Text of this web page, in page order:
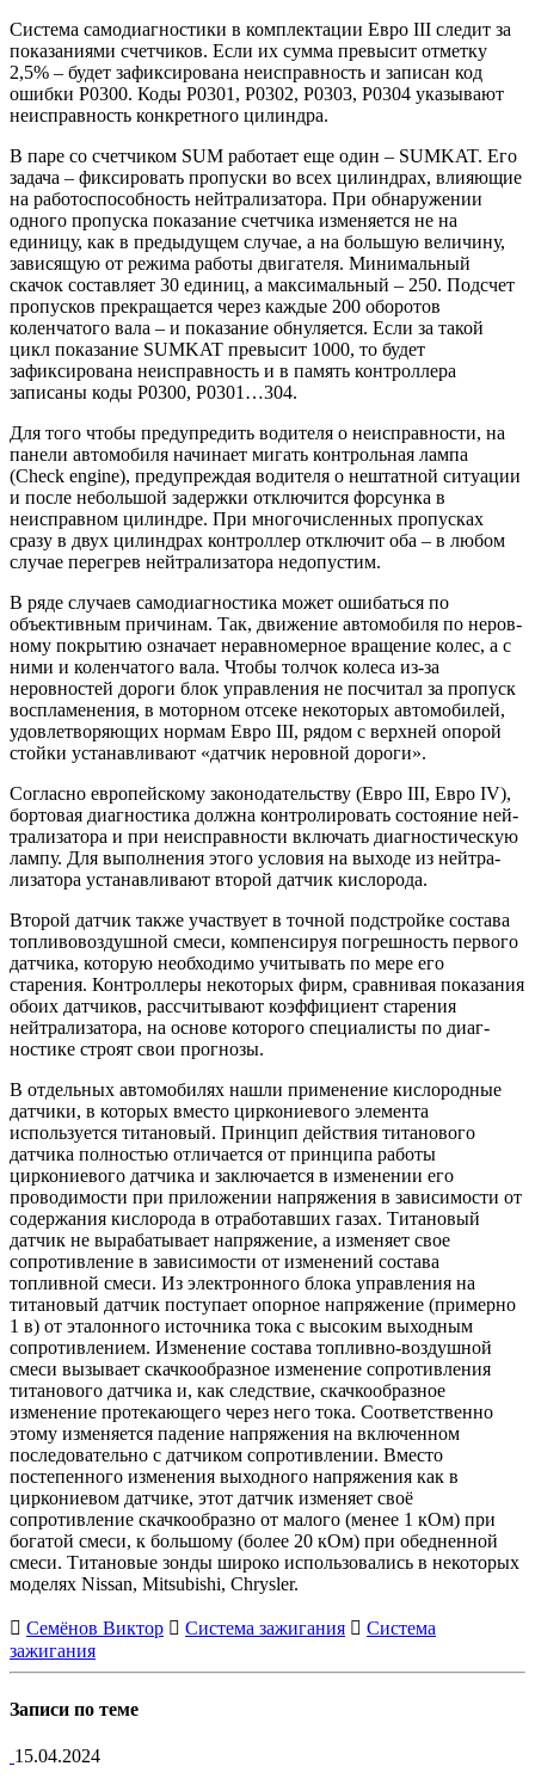
Система самодиагностики в комплек­тации Евро III следит за
пока­заниями счетчиков. Если их сумма превы­сит отметку
2,5% – будет зафиксирована неисправность и записан код
ошибки Р0300. Коды Р0301, Р0302, Р0303, Р0304 указывают
неисправность конкретного цилиндра.
В паре со счетчиком SUM работает еще один – SUMKAT. Его
задача – фиксировать пропуски во всех цилиндрах, влияющие
на работоспособность нейтрализатора. При обнаружении
одного пропуска пока­зание счетчика изменяется не на
единицу, как в предыдущем случае, а на большую величину,
зависящую от режима работы двигателя. Мини­мальный
скачок составляет 30 единиц, а максимальный – 250. Подсчет
пропусков прекращается через каждые 200 оборо­тов
коленчатого вала – и показание обнуляется. Если за такой
цикл показание SUMKAT превысит 1000, то будет
зафиксирована неисправность и в память контроллера
записаны коды Р0300, Р0301…304.
Для того чтобы предупредить водителя о неисправности, на
панели автомобиля начинает мигать контрольная лампа
(Сheck engine), пре­дупреждая водителя о нештатной ситуа­ции
и после небольшой за­держки отключится форсунка в
неисправ­ном цилиндре. При многочисленных про­пусках
сразу в двух цилиндрах контрол­лер отключит оба – в любом
случае пере­грев нейтрализатора недопустим.
В ряде случаев самодиагностика мо­жет ошибаться по
объективным причи­нам. Так, движение автомобиля по неров­
ному покрытию означает неравномерное вращение колес, а с
ними и коленчатого вала. Чтобы толчок колеса из-за
неровностей дороги блок управления не посчитал за пропуск
воспламенения, в мо­торном отсеке некоторых автомобилей,
удовлетворяющих нормам Евро III, рядом с верх­ней опорой
стойки устанавливают «датчик неровной дороги».
Согласно европейскому законодатель­ству (Евро III, Евро IV),
бортовая диагности­ка должна контролировать состояние ней­
трализатора и при неисправности вклю­чать диагностическую
лампу. Для выпол­нения этого условия на выходе из нейтра­
лизатора устанавливают второй датчик кисло­рода.
Второй датчик также участву­ет в точной подстройке состава
топливовоздушной смеси, компенсируя погреш­ность первого
датчика, которую необхо­димо учитывать по мере его
старения. Контроллеры некоторых фирм, сравнивая показания
обоих датчиков, рассчитывают коэффициент старения
нейтрализатора, на основе которого специалисты по диаг­
ностике строят свои прогнозы.
В отдельных автомобилях нашли применение кислородные
датчики, в которых вместо циркониевого элемента
используется титановый. Принцип действия титанового
датчика полностью отличается от принципа работы
циркониевого датчика и заключается в изменении его
проводимости при приложении напряжения в зависимости от
содержания кислорода в отработавших газах. Титановый
датчик не вырабатывает напряжение, а изменяет свое
сопротивление в зависимости от изменений состава
топливной смеси. Из электронного блока управления на
титановый датчик поступает опорное напряжение (примерно
1 в) от эталонного источника тока с высоким выходным
сопротивлением. Изменение состава топливно-воздушной
смеси вызывает скачкообразное изменение сопротивления
титанового датчика и, как следствие, скачкообразное
изменение протекающего через него тока. Соответственно
этому изменяется падение напряжения на включенном
последовательно с датчиком сопротивлении. Вместо
постепенного изменения выходного напряжения как в
циркониевом датчике, этот датчик изменяет своё
сопротивление скачкообразно от малого (менее 1 кОм) при
богатой смеси, к большому (более 20 кОм) при обедненной
смеси. Титановые зонды широко использовались в некоторых
моделях Nissan, Mitsubishi, Chrysler.
Семёнов Виктор Система зажигания
Система
зажигания
Записи по теме
15.04.2024